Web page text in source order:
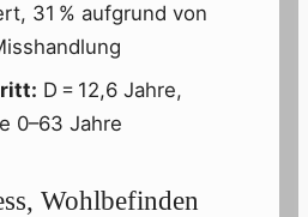
31 % aufgrund von
D = 12,6 Jahre,
0–63 Jahre
Wohlbefinden